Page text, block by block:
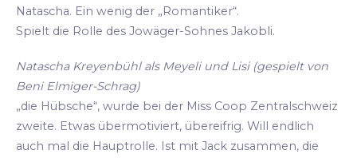
Natascha. Ein wenig der „Romantiker“.
Spielt die Rolle des Jowäger-Sohnes Jakobli.
Natascha Kreyenbühl als Meyeli und Lisi (gespielt von
Beni Elmiger-Schrag)
„die Hübsche“, wurde bei der Miss Coop Zentralschweiz
zweite. Etwas übermotiviert, übereifrig. Will endlich
auch mal die Hauptrolle. Ist mit Jack zusammen, die